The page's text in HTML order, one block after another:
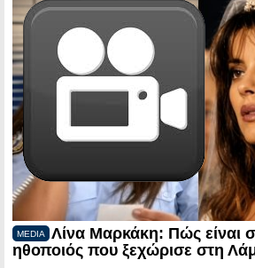
MEDIA
Λίνα Μαρκάκη: Πώς είναι
ηθοποιός που ξεχώρισε στη